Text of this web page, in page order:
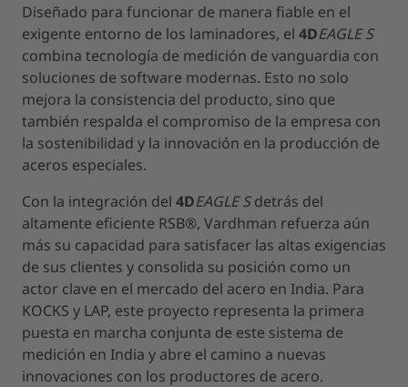
Diseñado para funcionar de manera fiable en el
exigente entorno de los laminadores, el 4DEAGLE S
combina tecnología de medición de vanguardia con
soluciones de software modernas. Esto no solo
mejora la consistencia del producto, sino que
también respalda el compromiso de la empresa con
la sostenibilidad y la innovación en la producción de
aceros especiales.
Con la integración del 4DEAGLE Sdetrás del
altamente eficiente RSB®, Vardhman refuerza aún
más su capacidad para satisfacer las altas exigencias
de sus clientes y consolida su posición como un
actor clave en el mercado del acero en India. Para
KOCKS y LAP, este proyecto representa la primera
puesta en marcha conjunta de este sistema de
medición en India y abre el camino a nuevas
innovaciones con los productores de acero.